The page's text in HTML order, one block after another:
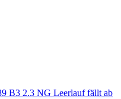
B3 2.3 NG Leerlauf fällt ab